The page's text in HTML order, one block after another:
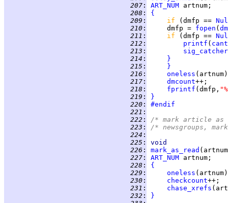
207 : ART_NUM
208 :
{
209 : if (dmfp ==
210 :
     dmfp =
fopen (
211 : if (dmfp ==
212 : printf (
213 :
sig_catcher
214 :
}
215 :
}
216 : oneless
217 : dmcount
218 : fprintf (dmfp,
219 :
}
220 :
#endif
221 :
222 :
/* mark article
223 :
/* newsgroups,
224 :
225 :
void
226 :
mark_as_read
227 : ART_NUM
228 :
{
229 : oneless
230 : checkcount
231 : chase_xrefs
232 :
}